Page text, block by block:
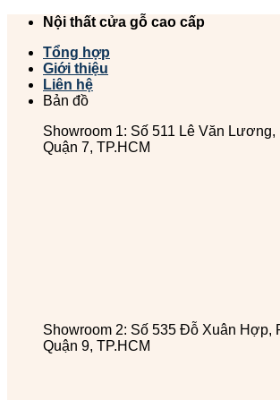
Chuyển
dung
Nội thất cửa gỗ cao cấp
Tổng hợp
Giới thiệu
Liên hệ
Bản đồ
Showroom 1: Số 511 Lê Văn Lương,
Quận 7, TP.HCM
Showroom 2: Số 535 Đỗ Xuân Hợp,
Quận 9, TP.HCM